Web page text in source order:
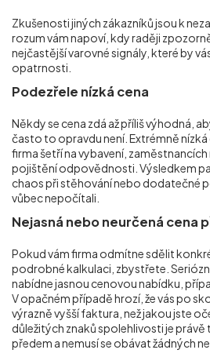
Zkušenosti jiných zákazníků jsou k
rozum vám napoví, kdy raději
nejčastější varovné signály, které by
opatrnosti.
Podezřele nízká cena
Někdy se cena zdá až příliš výhodná,
často to opravdu není. Extrémně nízká
firma šetří na vybavení,
pojištění odpovědnosti. Výsledkem
chaos při stěhování nebo dodatečné
vůbec nepočítali.
Nejasná nebo neurčená cena
Pokud vám firma odmítne sdělit
podrobné kalkulaci, zbystřete.
nabídne jasnou cenovou nabídku,
V opačném případě hrozí, že vás po
výrazně vyšší faktura, než jakou jste
důležitých znaků spolehlivosti je právě
předem a nemusí se obávat žádných